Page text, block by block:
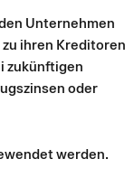
Unternehmen
ihren Kreditoren
zukünftigen
oder
werden.